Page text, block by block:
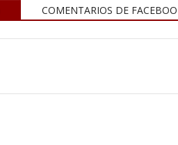
COMENTARIOS DE